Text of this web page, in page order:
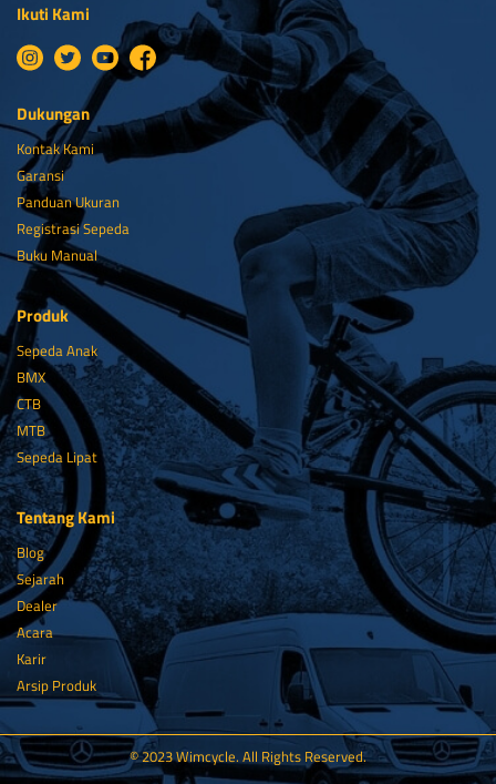
Ikuti Kami
Dukungan
Kontak Kami
Garansi
Panduan Ukuran
Registrasi Sepeda
Buku Manual
Produk
Sepeda Anak
BMX
CTB
MTB
Sepeda Lipat
Tentang Kami
Blog
Sejarah
Dealer
Acara
Karir
Arsip Produk
© 2023 Wimcycle. All Rights Reserved.